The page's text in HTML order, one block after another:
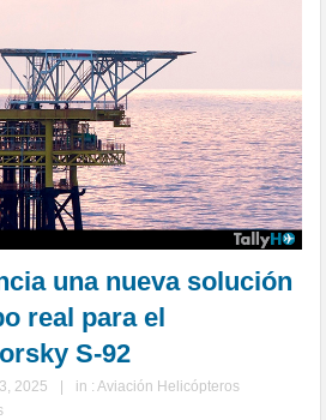
una nueva solución
real para el
S-92
2025 | in :Aviación Helicópteros